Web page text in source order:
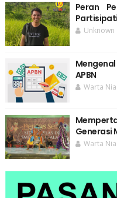
Peran
Unknown
APBN
Warta
Generasi
Warta